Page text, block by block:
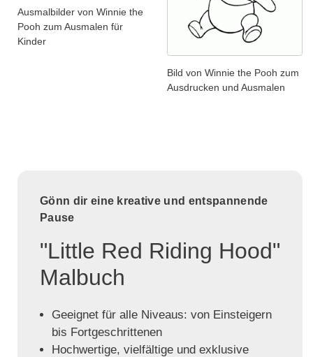
Ausmalbilder von Winnie the
Pooh zum Ausmalen für
Kinder
Bild von Winnie the Pooh zum
Ausdrucken und Ausmalen
Gönn dir eine kreative und entspannende
Pause
"Little Red Riding Hood"
Malbuch
Geeignet für alle Niveaus: von Einsteigern
bis Fortgeschrittenen
Hochwertige, vielfältige und exklusive